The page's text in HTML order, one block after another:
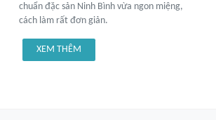
chuẩn đặc sản Ninh Bình vừa ngon miệng,
cách làm rất đơn giản.
XEM THÊM